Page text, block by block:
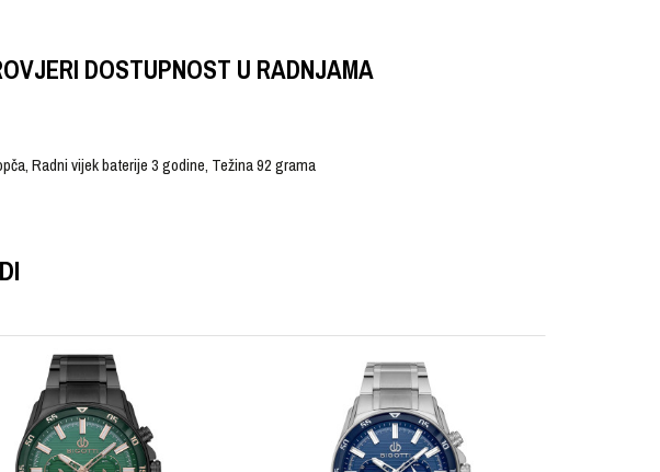
DOSTUPNOST U RADNJAMA
Radni vijek baterije 3 godine, Težina 92 grama
Muški
Kaučuk